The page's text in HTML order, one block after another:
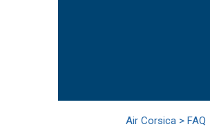
Air Corsica > FAQ